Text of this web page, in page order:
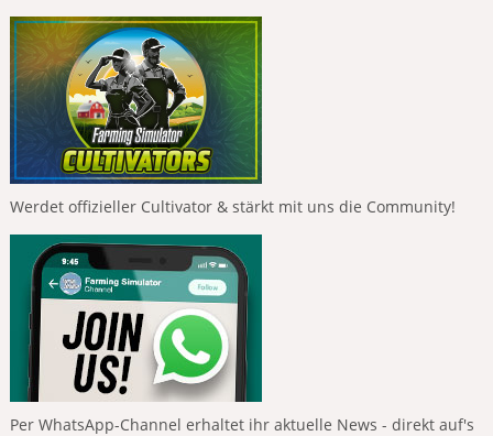
Werdet offizieller Cultivator & stärkt mit uns die Community!
Per WhatsApp-Channel erhaltet ihr aktuelle News - direkt auf's